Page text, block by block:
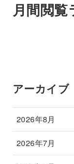
月間閲
アーカイブ
2026年8月
2026年7月